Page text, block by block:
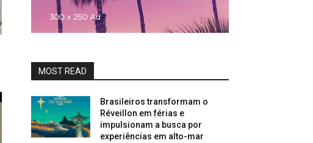
MOST READ
Brasileiros transformam o
Réveillon em férias e
impulsionam a busca por
experiências em alto-mar